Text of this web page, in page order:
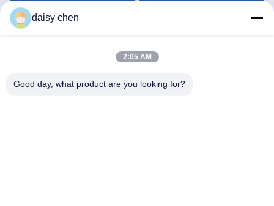
обработки, для детских
изделий и продуктов,
Получите самую
пищевыми продуктами
daisy chen
2:05 AM
Good day, what product are you looking for?